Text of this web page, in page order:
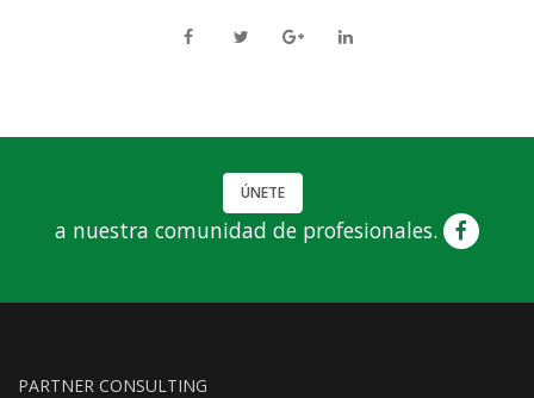
ÚNETE
a nuestra comunidad de profesionales.
PARTNER CONSULTING